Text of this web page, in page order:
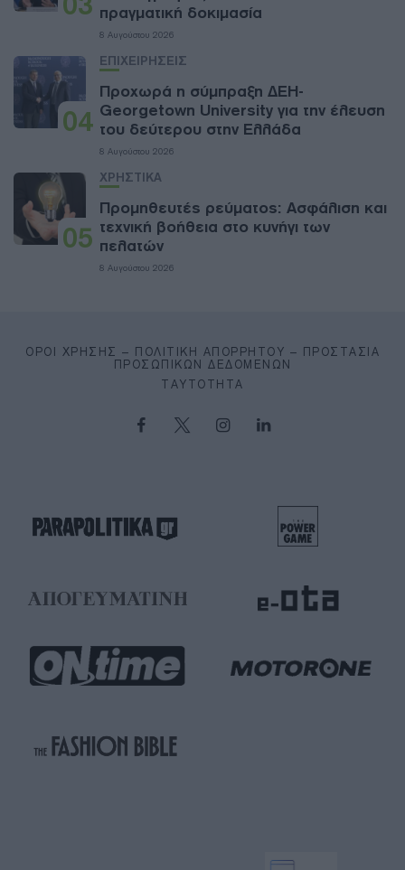
πραγματική δοκιμασία
8 Αυγούστου 2026
04
ΕΠΙΧΕΙΡΗΣΕΙΣ
Προχωρά η σύμπραξη ΔΕΗ-
Georgetown University για την έλευση
του δεύτερου στην Ελλάδα
8 Αυγούστου 2026
05
ΧΡΗΣΤΙΚΑ
Προμηθευτές ρεύματος: Ασφάλιση και
τεχνική βοήθεια στο κυνήγι των
πελατών
8 Αυγούστου 2026
ΌΡΟΙ ΧΡΉΣΗΣ – ΠΟΛΙΤΙΚΉ ΑΠΟΡΡΉΤΟΥ – ΠΡΟΣΤΑΣΊΑ
ΠΡΟΣΩΠΙΚΏΝ ΔΕΔΟΜΈΝΩΝ
ΤΑΥΤΌΤΗΤΑ